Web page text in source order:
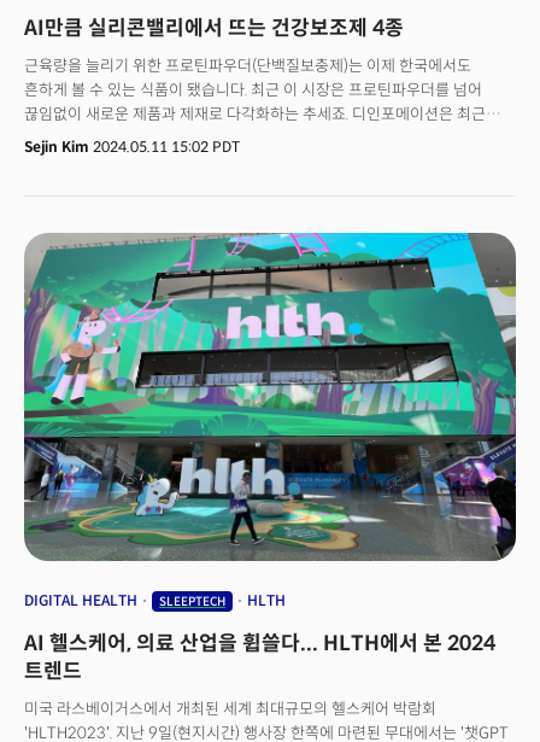
AI만큼 실리콘밸리에서 뜨는 건강보조제 4종
근육량을 늘리기 위한 프로틴파우더(단백질보충제)는 이제 한국에서도
흔하게 볼 수 있는 식품이 됐습니다. 최근 이 시장은 프로틴파우더를 넘어
끊임없이 새로운 제품과 제재로 다각화하는 추세죠. 디인포메이션은 최근
실리콘밸리에서 유행하는 건강보조제를 소개했습니다.실리콘밸리는 자본과
인재가 풍부한 곳입니다. 그만큼 일을 열심히 하려는 열정도 많은 곳입니다.
시장은 2024년에 1920억달러를 넘어설 것으로 전망되고 있죠. 2023년
시장 규모는 1775억달러로 연평균복합성장률(CAGR)은 9.1%로 예상됩니다.
G20 국가, 특히 미국, 중국, 일본 소비자, 연령대로는 65세 이상 인구가 30%
를 차지하면서 시장 성장을 주도하고 있습니다. 다만 건강보조제는 한
기능에만 작용하지 않습니다. 인체의 여러 기능에 걸쳐 예상치 못한 부작용을
초래할 수 있기 때문에 신중하게 섭취 여부나 섭취량 조절이 필요하죠. 미셸
다리안 인사이드트래커 영양사는 매체에 “모든 보충제는 의료 서비스
제공자와 상담한 후 섭취하는 게 적극적으로 권장된다”고 강조했습니다.
Sejin Kim 2024.05.11 15:02 PDT
DIGITAL HEALTH SLEEPTECH HLTH
AI 헬스케어, 의료 산업을 휩쓸다... HLTH에서 본 2024
트렌드
미국 라스베이거스에서 개최된 세계 최대규모의 헬스케어 박람회
'HLTH2023'. 지난 9일(현지시간) 행사장 한쪽에 마련된 무대에서는 '챗GPT